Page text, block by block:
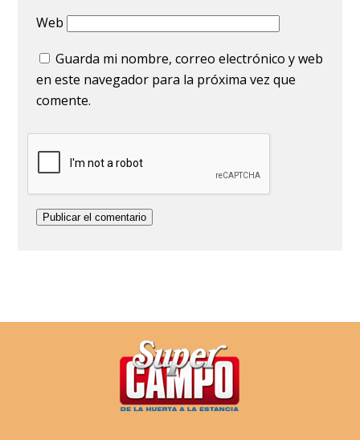
Web
Guarda mi nombre, correo electrónico y web
en este navegador para la próxima vez que
comente.